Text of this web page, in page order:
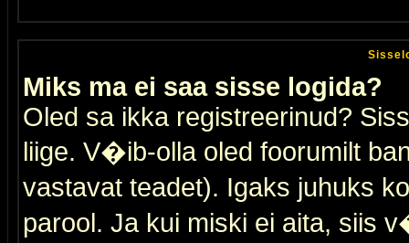
Miks ma ei saa sisse logida?
Oled sa ikka registreerinud?
liige. V�ib-olla oled foorumilt
vastavat teadet). Igaks juhuks
parool. Ja kui miski ei aita, siis